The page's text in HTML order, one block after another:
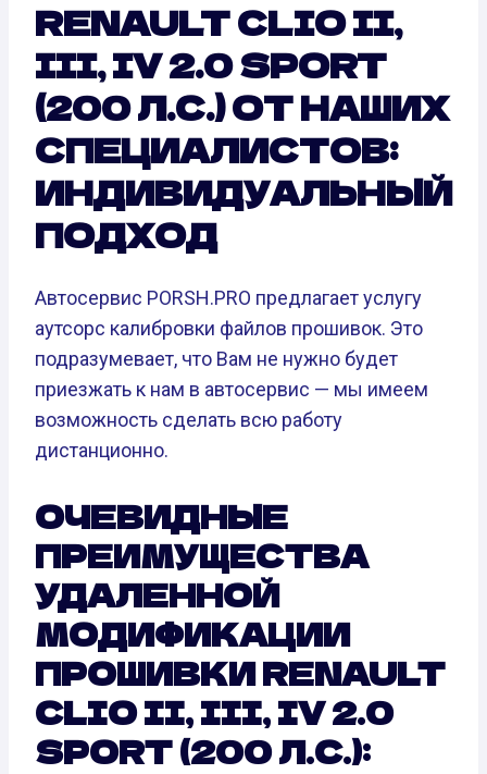
RENAULT CLIO II,
III, IV 2.0 SPORT
(200 Л.С.) ОТ НАШИХ
СПЕЦИАЛИСТОВ:
ИНДИВИДУАЛЬНЫЙ
ПОДХОД
Автосервис PORSH.PRO предлагает услугу
аутсорс калибровки файлов прошивок. Это
подразумевает, что Вам не нужно будет
приезжать к нам в автосервис — мы имеем
возможность сделать всю работу
дистанционно.
ОЧЕВИДНЫЕ
ПРЕИМУЩЕСТВА
УДАЛЕННОЙ
МОДИФИКАЦИИ
ПРОШИВКИ RENAULT
CLIO II, III, IV 2.0
SPORT (200 Л.С.):